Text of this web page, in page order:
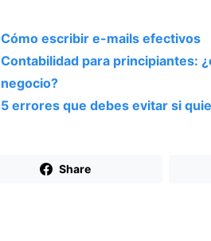
Cómo escribir e-mails efectivos
Contabilidad para principiantes:
negocio?
5 errores que debes evitar si
Share